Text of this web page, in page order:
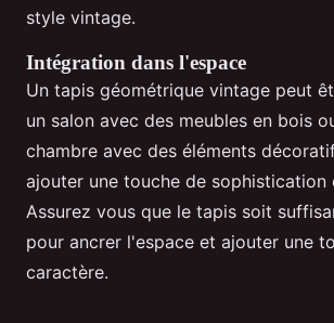
style vintage.
Intégration dans l'espace
Un tapis géométrique vintage peut
un salon avec des meubles en bois
chambre avec des éléments
ajouter une touche de sophistication
Assurez vous que le tapis soit
pour ancrer l'espace et ajouter une
caractère.